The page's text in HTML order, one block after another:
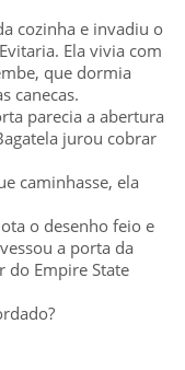
cozinha e invadiu o
Ela vivia com
que dormia
canecas.
parecia a abertura
jurou cobrar
caminhasse, ela
o desenho feio e
a porta da
do Empire State